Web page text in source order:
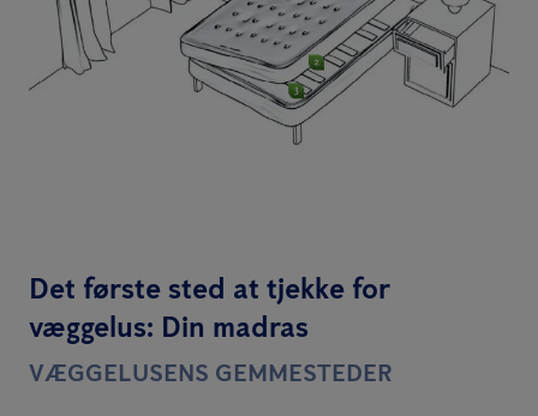
Det første sted at tjekke for
væggelus: Din madras
VÆGGELUSENS GEMMESTEDER